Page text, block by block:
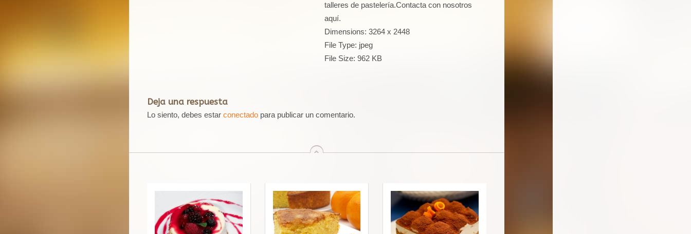
talleres de pastelería.Contacta con nosotros
aquí.
Dimensions: 3264 x 2448
File Type: jpeg
File Size: 962 KB
Deja una respuesta
Lo siento, debes estar conectado para publicar un comentario.
arriba